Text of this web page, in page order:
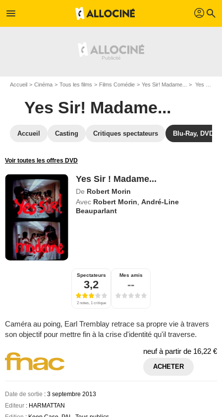
menu profil search
Accueil Cinéma Tous les films Films Comédie Yes Sir! Madame... Yes Sir ! Madame...
Yes Sir! Madame...
Accueil Casting Critiques spectateurs Blu-Ray, DVD
Voir toutes les offres DVD
Yes Sir ! Madame...
De Robert Morin
Avec Robert Morin ,André-Line
Beauparlant
Spectateurs
3,2
2 notes, 1 critique
Mes amis
--
Caméra au poing, Earl Tremblay retrace sa propre vie à travers
son objectif pour mettre fin à la crise d'identité qu'il traverse.
neuf à partir de 16,22 €
ACHETER
Date de sortie : 3 septembre 2013
Editeur : HARMATTAN